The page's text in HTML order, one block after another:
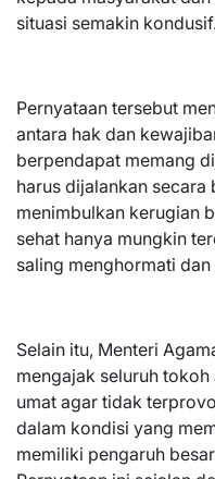
situasi semakin
Pernyataan tersebut
antara hak dan
berpendapat memang
harus dijalankan
menimbulkan kerugian
sehat hanya mungkin
saling menghormati
Selain itu, Menteri
mengajak seluruh
umat agar tidak
dalam kondisi yang
memiliki pengaruh